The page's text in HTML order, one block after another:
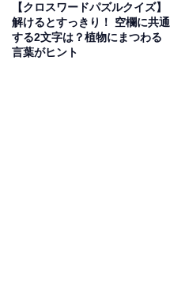
【クロスワードパズルクイズ】
解けるとすっきり！ 空欄に共通
する2文字は？植物にまつわる
言葉がヒント